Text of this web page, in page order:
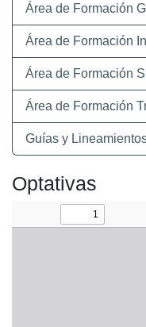
Área de Formación
Área de Formación
Área de Formación
Área de Formación
Guías y
Optativas